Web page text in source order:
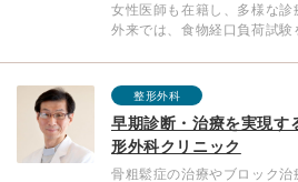
女性医師も在籍し、多様な
外来では、食物経口負荷試験
整形外科
早期診断・治療を実現す
形外科クリニック
骨粗鬆症の治療やブロック